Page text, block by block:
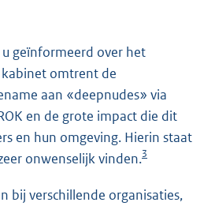
geïnformeerd over het
omtrent de
aan «deepnudes» via
en de grote impact die dit
en hun omgeving. Hierin staat
onwenselijk vinden.3
bij verschillende organisaties,